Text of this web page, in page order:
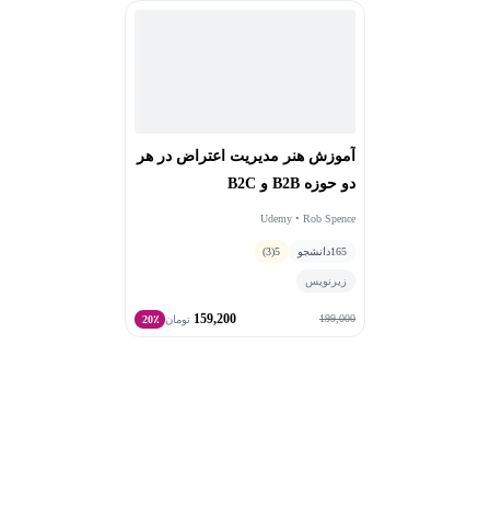
است. او نویسنده دو کتاب دیگر در زمینه فروش با عناوین
"ذهنیت پاراگون" و "یک ماه برای بهبود فروش شما" نیز
رابرت اسپنس یک علاقه‌مند واقعی به فروش و بازاریابی
است که متعهد به کمک به افراد در بهبود مهارت‌های فروش،
همین سادگی. این مأموریتی است که برای آن به دنیا آمده‌ام.
آموزش هنر مدیریت اعتراض در هر
دو حوزه B2B و B2C
Udemy • Rob Spence
165دانشجو 5
(3)
زیرنویس
199,000
159,200 تومان 20٪